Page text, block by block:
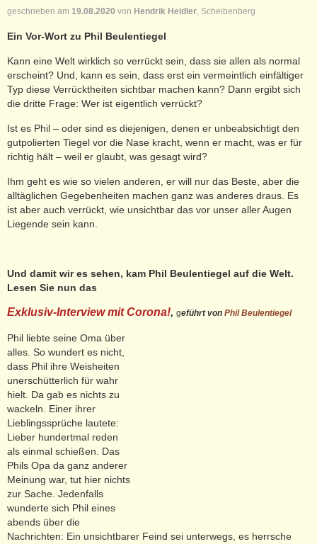
geschrieben am 19.08.2020 von Hendrik Heidler, Scheibenberg
Ein Vor-Wort zu Phil Beulentiegel
Kann eine Welt wirklich so verrückt sein, dass sie allen als normal
erscheint? Und, kann es sein, dass erst ein vermeintlich einfältiger
Typ diese Verrücktheiten sichtbar machen kann? Dann ergibt sich
die dritte Frage: Wer ist eigentlich verrückt?
Ist es Phil – oder sind es diejenigen, denen er unbeabsichtigt den
gutpolierten Tiegel vor die Nase kracht, wenn er macht, was er für
richtig hält – weil er glaubt, was gesagt wird?
Ihm geht es wie so vielen anderen, er will nur das Beste, aber die
alltäglichen Gegebenheiten machen ganz was anderes draus. Es
ist aber auch verrückt, wie unsichtbar das vor unser aller Augen
Liegende sein kann.
Und damit wir es sehen, kam Phil Beulentiegel auf die Welt.
Lesen Sie nun das
Exklusiv-Interview mit Corona!, geführt von Phil Beulentiegel
Phil liebte seine Oma über
alles. So wundert es nicht,
dass Phil ihre Weisheiten
unerschütterlich für wahr
hielt. Da gab es nichts zu
wackeln. Einer ihrer
Lieblingssprüche lautete:
Lieber hundertmal reden
als einmal schießen. Das
Phils Opa da ganz anderer
Meinung war, tut hier nichts
zur Sache. Jedenfalls
wunderte sich Phil eines
abends über die
Nachrichten: Ein unsichtbarer Feind sei unterwegs, es herrsche